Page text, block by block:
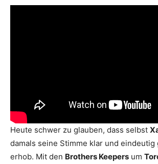
Heute schwer zu glauben, dass selbst
damals seine Stimme klar und eindeutig
erhob. Mit den Brothers Keepers um